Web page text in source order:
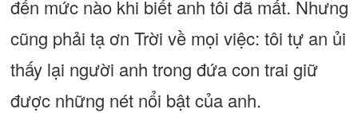
đến mức nào khi biết anh tôi đã mất. Nhưng
cũng phải tạ ơn Trời về mọi việc: tôi tự an ủi
thấy lại người anh trong đứa con trai giữ
được những nét nổi bật của anh.